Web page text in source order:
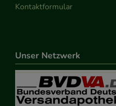
Kontaktformular
Unser Netzwerk